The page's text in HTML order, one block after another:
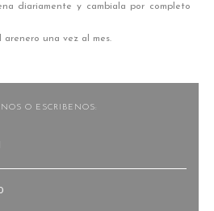
diariamente y cambiala por completo
una vez al mes.
O ESCRIBENOS: